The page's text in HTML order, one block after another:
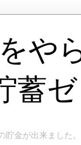
や
蓄
貯金が出来ました。